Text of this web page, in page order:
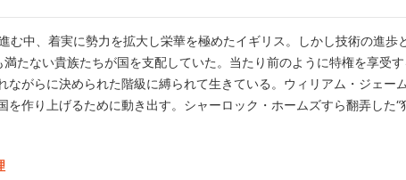
む中、着実に勢力を拡大し栄華を極めたイギリス。しかし技術の進歩
たない貴族たちが国を支配していた。当たり前のように特権を享受
ながらに決められた階級に縛られて生きている。ウィリアム・ジェー
を作り上げるために動き出す。シャーロック・ホームズすら翻弄した